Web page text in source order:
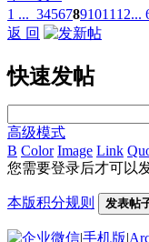
1 ... 34567891011 12...
返 回
快速发帖
高级模式
B Color Image Link
您需要登录后才可以
本版积分规则 发表帖
|手机版|